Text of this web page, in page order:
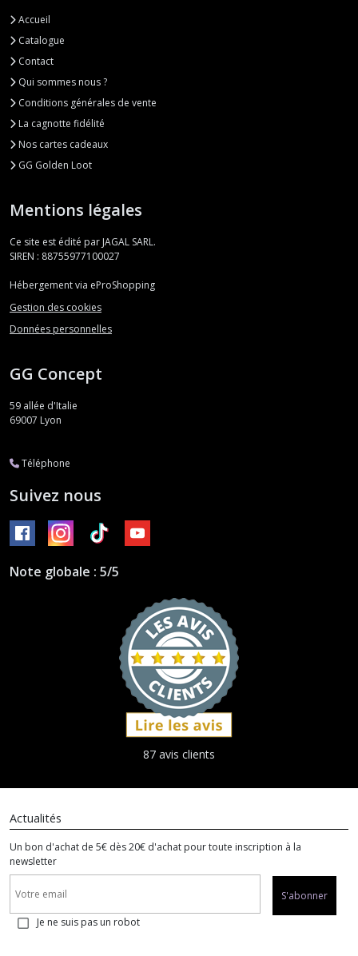
Accueil
Catalogue
Contact
Qui sommes nous ?
Conditions générales de vente
La cagnotte fidélité
Nos cartes cadeaux
GG Golden Loot
Mentions légales
Ce site est édité par JAGAL SARL.
SIREN : 88755977100027
Hébergement via eProShopping
Gestion des cookies
Données personnelles
GG Concept
59 allée d'Italie
69007 Lyon
Téléphone
Suivez nous
Note globale : 5/5
87 avis clients
Actualités
Un bon d'achat de 5€ dès 20€ d'achat pour toute inscription à la
newsletter
S'abonner
Je ne suis pas un robot